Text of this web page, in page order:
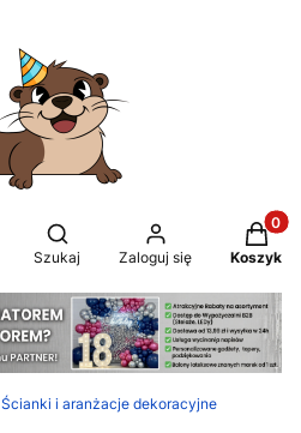
Otwórz wyszukiwarkę
Szukaj Zaloguj się Koszyk
Ścianki i aranżacje dekoracyjne